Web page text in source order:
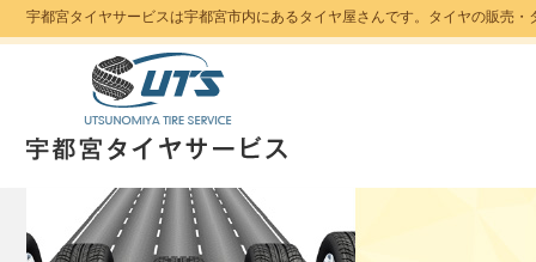
宇都宮タイヤサービスは宇都宮市内にあるタイヤ屋さんです。タイヤの販売